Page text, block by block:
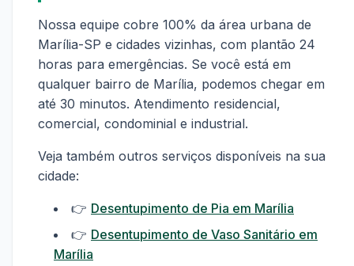
Nossa equipe cobre 100% da área urbana de
Marília-SP e cidades vizinhas, com plantão 24
horas para emergências. Se você está em
qualquer bairro de Marília, podemos chegar em
até 30 minutos. Atendimento residencial,
comercial, condominial e industrial.
Veja também outros serviços disponíveis na sua
cidade:
👉 Desentupimento de Pia em Marília
👉 Desentupimento de Vaso Sanitário em
Marília